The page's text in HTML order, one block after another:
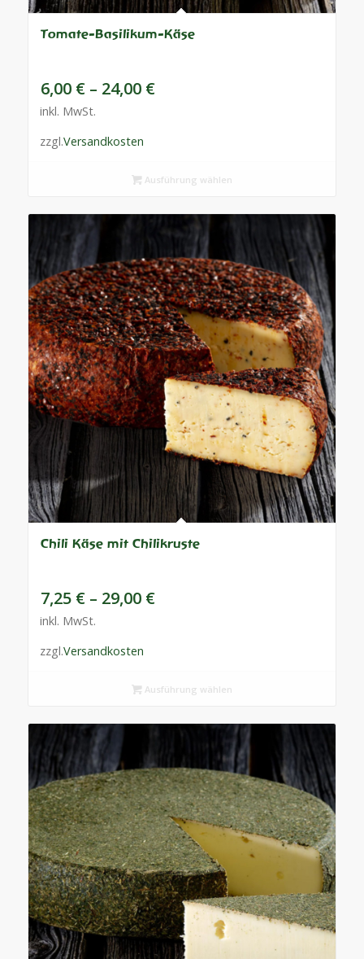
Tomate-Basilikum-Käse
6,00 €– 24,00 €
inkl. MwSt.
zzgl.Versandkosten
Ausführung wählen
Chili Käse mit Chilikruste
7,25 €– 29,00 €
inkl. MwSt.
zzgl.Versandkosten
Ausführung wählen